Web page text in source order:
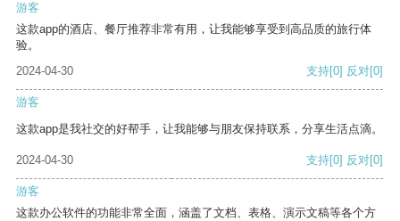
游客
这款app的酒店、餐厅推荐非常有用，让我能够享受到高品质的旅行体
验。
2024-04-30
支持[0] 反对[0]
游客
这款app是我社交的好帮手，让我能够与朋友保持联系，分享生活点滴。
2024-04-30 支持[0] 反对[0]
游客
这款办公软件的功能非常全面，涵盖了文档、表格、演示文稿等各个方